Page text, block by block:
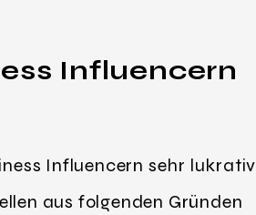
Influencern
Influencern sehr lukrativ
aus folgenden Gründen